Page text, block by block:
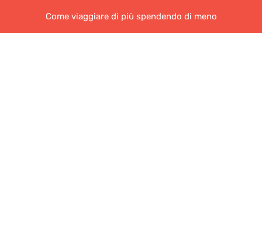
Come viaggiare di più spendendo di meno